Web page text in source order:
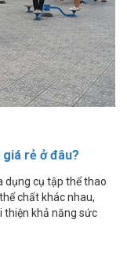
rẻ ở đâu?
dụng cụ tập thể thao
chất khác nhau,
thiện khả năng sức